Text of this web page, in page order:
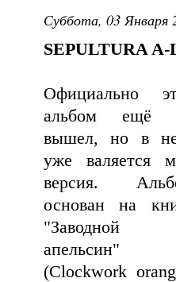
Суббота, 03 Января
SEPULTURA
Официально
альбом ещё
вышел, но в
уже валяется
версия.
основан на
"Заводной
апельсин"
(Clockwork